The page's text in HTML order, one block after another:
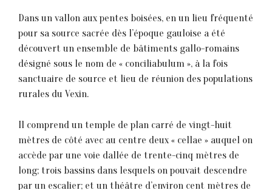
Dans un vallon aux pentes boisées, en un lieu fréquenté
pour sa source sacrée dès l’époque gauloise a été
découvert un ensemble de bâtiments gallo-romains
désigné sous le nom de « conciliabulum », à la fois
sanctuaire de source et lieu de réunion des populations
rurales du Vexin.
Il comprend un temple de plan carré de vingt-huit
mètres de côté avec au centre deux « cellae » auquel on
accède par une voie dallée de trente-cinq mètres de
long; trois bassins dans lesquels on pouvait descendre
par un escalier; et un théâtre d’environ cent mètres de